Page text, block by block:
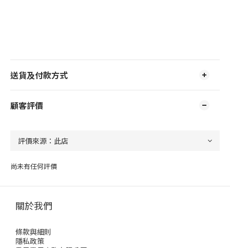
送貨及付款方式
顧客評價
尚未有任何評價
關於我們
條款與細則
隱私政策